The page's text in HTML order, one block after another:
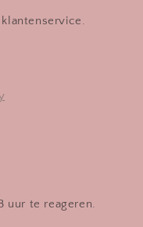
uur te reageren.